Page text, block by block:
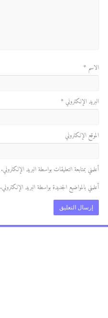
الاسم *
البريد الإلكتروني *
الموقع الإلكتروني
أعلمني بمتابعة التعليقات بواسطة البريد الإلكتروني.
أعلمني بالمواضيع الجديدة بواسطة البريد الإلكتروني.